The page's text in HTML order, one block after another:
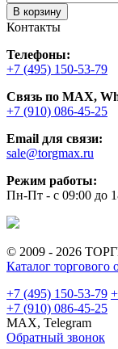
В корзину
Контакты
Телефоны:
+7 (495) 150-53-79
Связь по MAX,
+7 (910) 086-45-25
Email для связи:
sale@torgmax.ru
Режим работы:
Пн-Пт - с 09:00 до
© 2009 - 2026
Каталог торгового
+7 (495) 150-53-79
+7 (910) 086-45-25
MAX, Telegram
Обратный звонок